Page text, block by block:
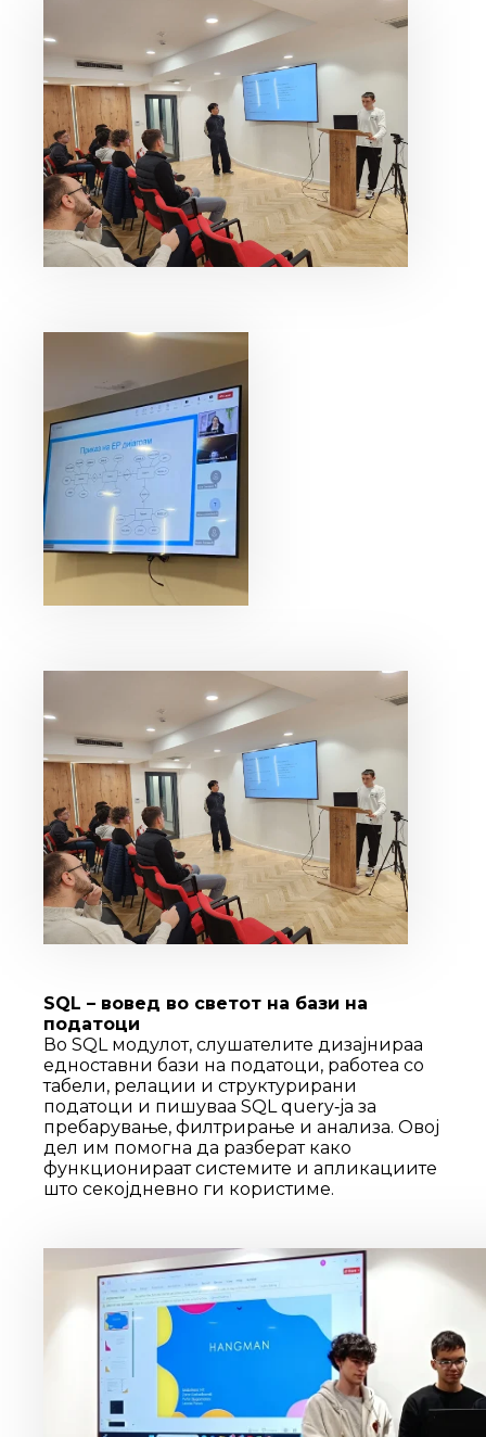
SQL – вовед во светот на бази на
податоци
Во SQL модулот, слушателите дизајнираа
едноставни бази на податоци, работеа со
табели, релации и структурирани
податоци и пишуваа SQL query‑ја за
пребарување, филтрирање и анализа. Овој
дел им помогна да разберат како
функционираат системите и апликациите
што секојдневно ги користиме.